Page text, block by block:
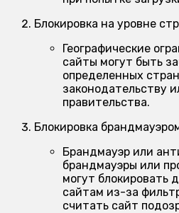
Блокировка на уровне
Географические
сайты могут быть
определенных
законодательству
правительства.
Блокировка
Брандмауэр или
брандмауэры или
могут блокировать
сайтам из-за
считать сайт